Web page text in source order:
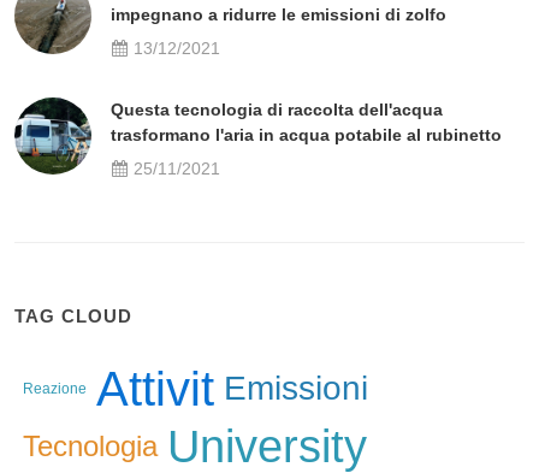
impegnano a ridurre le emissioni di zolfo
13/12/2021
Questa tecnologia di raccolta dell'acqua
trasformano l'aria in acqua potabile al rubinetto
25/11/2021
TAG CLOUD
Reazione Attivit Emissioni
Tecnologia University